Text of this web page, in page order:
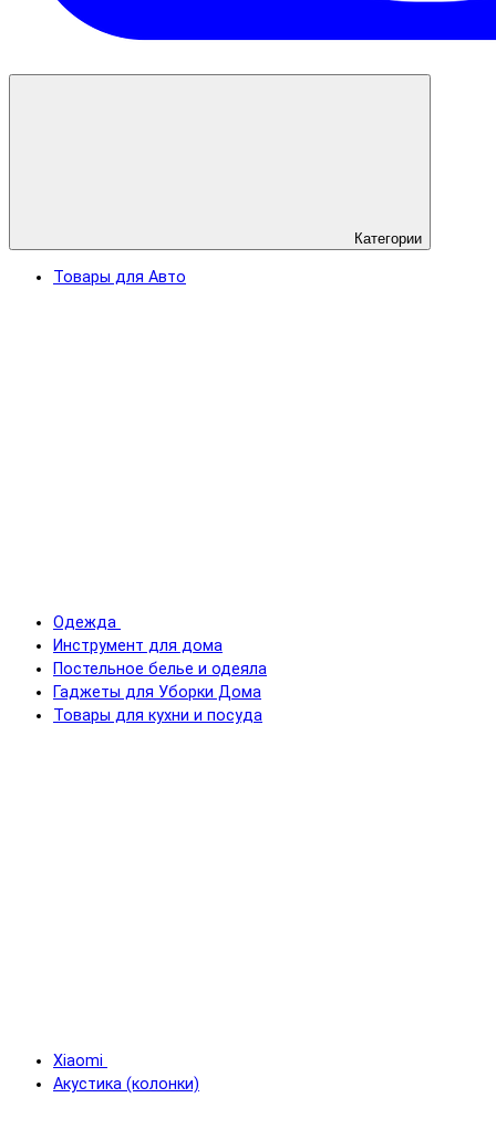
Категории
Товары для Авто
Одежда
Инструмент для дома
Постельное белье и одеяла
Гаджеты для Уборки Дома
Товары для кухни и посуда
Xiaomi
Акустика (колонки)